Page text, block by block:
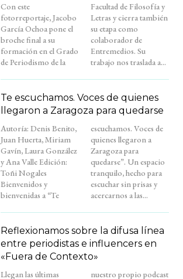
Con este
fotorreportaje, Jacobo
García Ochoa pone el
broche final a su
formación en el Grado
de Periodismo de la
Facultad de Filosofía y
Letras y cierra también
su etapa como
colaborador de
Entremedios. Su
trabajo nos traslada a...
Te escuchamos. Voces de quienes
llegaron a Zaragoza para quedarse
Autoría: Denis Benito,
Juan Huerta, Miriam
Gavín, Laura González
y Ana Valle Edición:
Toñi Nogales
Bienvenidos y
bienvenidas a “Te
escuchamos. Voces de
quienes llegaron a
Zaragoza para
quedarse”. Un espacio
tranquilo, hecho para
escuchar sin prisas y
acercarnos a las...
Reflexionamos sobre la difusa línea
entre periodistas e influencers en
«Fuera de Contexto»
Llegan las últimas
nuestro propio podcast